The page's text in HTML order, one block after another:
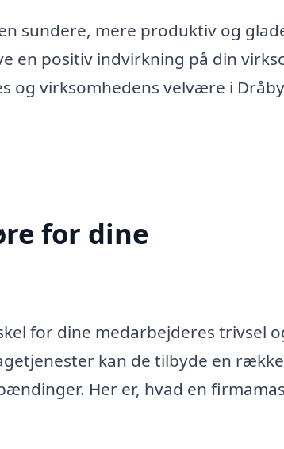
sundere, mere produktiv og
en positiv indvirkning på din
og virksomhedens velvære i
for dine
for dine medarbejderes trivsel
kan de tilbyde en række
Her er, hvad en